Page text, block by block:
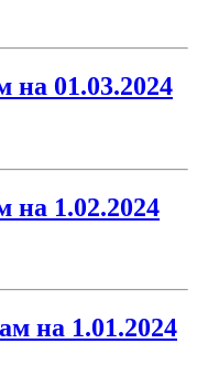
на 01.03.2024
на 1.02.2024
на 1.01.2024